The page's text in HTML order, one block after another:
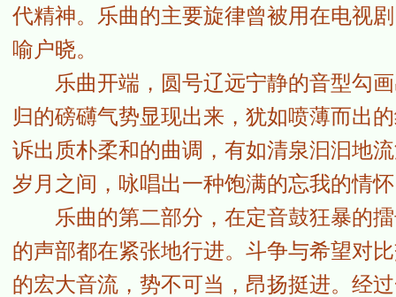
代精神。乐曲的主要旋律曾被用在电视
喻户晓。
乐曲开端，圆号辽远宁静的音型勾画
归的磅礴气势显现出来，犹如喷薄而出
诉出质朴柔和的曲调，有如清泉汩汩地
岁月之间，咏唱出一种饱满的忘我的情
乐曲的第二部分，在定音鼓狂暴的擂
的声部都在紧张地行进。斗争与希望对
的宏大音流，势不可当，昂扬挺进。经